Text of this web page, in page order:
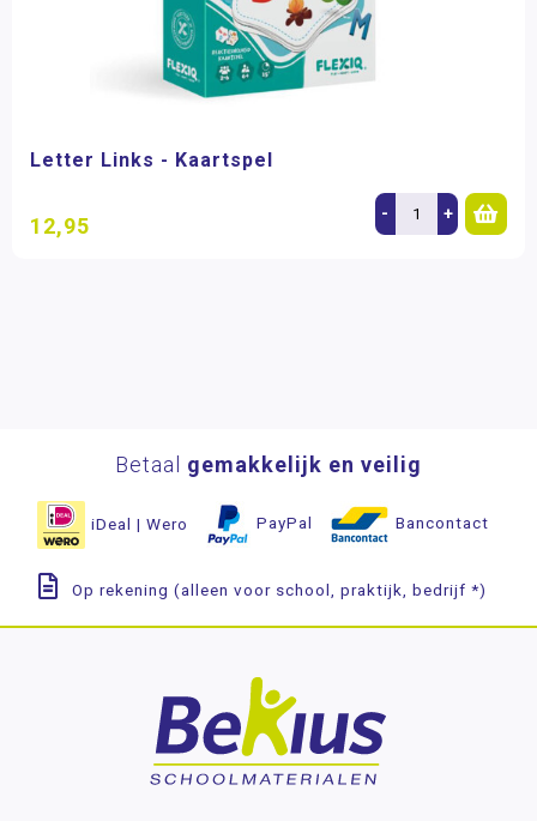
Letter Links - Kaartspel
12,95 - +
Betaal gemakkelijk en veilig
iDeal | Wero PayPal Bancontact
Op rekening (alleen voor school, praktijk, bedrijf *)